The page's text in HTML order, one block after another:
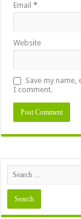
Email*
Website
Save my
I comment.